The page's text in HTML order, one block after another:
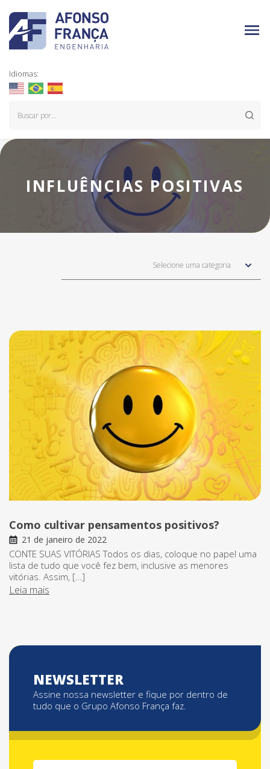
Idiomas:
INFLUÊNCIAS POSITIVAS
Selecione uma categoria
Como cultivar pensamentos positivos?
21 de janeiro de 2022
CONTE SUAS VITÓRIAS Todos os dias, coloque no papel uma
lista de tudo que você fez bem, inclusive as menores
vitórias. Assim, […]
Leia mais
NEWSLETTER
Assine nossa newsletter e fique por dentro de
tudo que o Grupo Afonso França faz.